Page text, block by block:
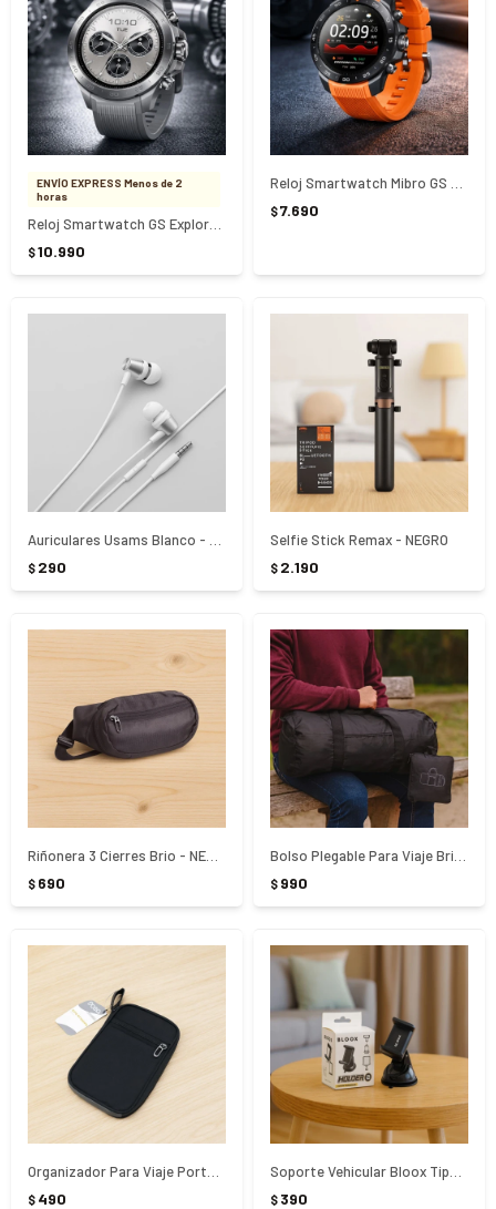
ENVÍO EXPRESS Menos de 2
horas
$10.990
$7.690
$ 290
Selfie Stick Remax - NEGRO
$ 2.190
$ 690 $ 990
$ 490 $ 390